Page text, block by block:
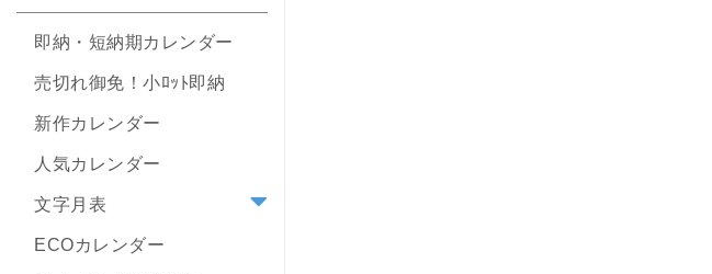
即納・短納期カレンダー
売切れ御免！小ﾛｯﾄ即納
新作カレンダー
人気カレンダー
文字月表
ECOカレンダー